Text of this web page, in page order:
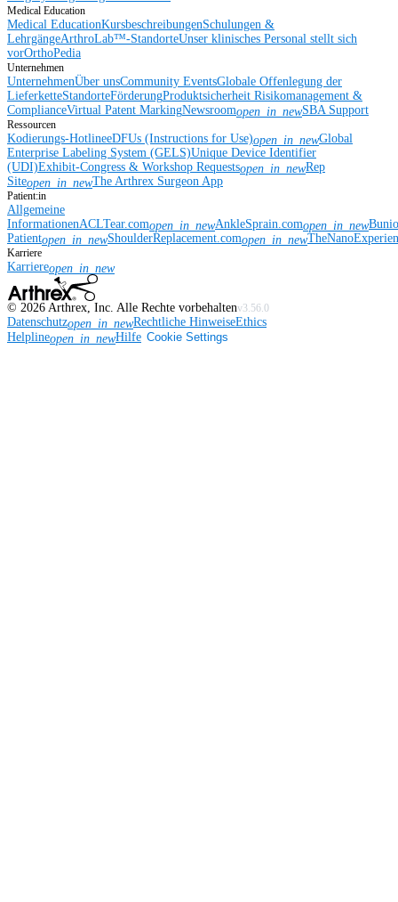
Medical Education
Medical EducationKursbeschreibungenSchulungen &
LehrgängeArthroLab™-StandorteUnser klinisches Personal stellt sich
vorOrthoPedia
Unternehmen
UnternehmenÜber unsCommunity EventsGlobale Offenlegung der
LieferketteStandorteFörderungProduktsicherheit Risikomanagement &
ComplianceVirtual Patent MarkingNewsroomopen_in_newSBA Support
Ressourcen
Kodierungs-HotlineeDFUs (Instructions for Use)open_in_newGlobal
Enterprise Labeling System (GELS)Unique Device Identifier
(UDI)Exhibit-Congress & Workshop Requestsopen_in_newRep
Siteopen_in_newThe Arthrex Surgeon App
Patient:in
Allgemeine
InformationenACLTear.comopen_in_newAnkleSprain.comopen_in_new
Patientopen_in_newShoulderReplacement.comopen_in_new
Karriere
Karriereopen_in_new
© 2026 Arthrex, Inc. Alle Rechte vorbehaltenv3.56.0
Datenschutzopen_in_newRechtliche HinweiseEthics
Helplineopen_in_newHilfe Cookie Settings